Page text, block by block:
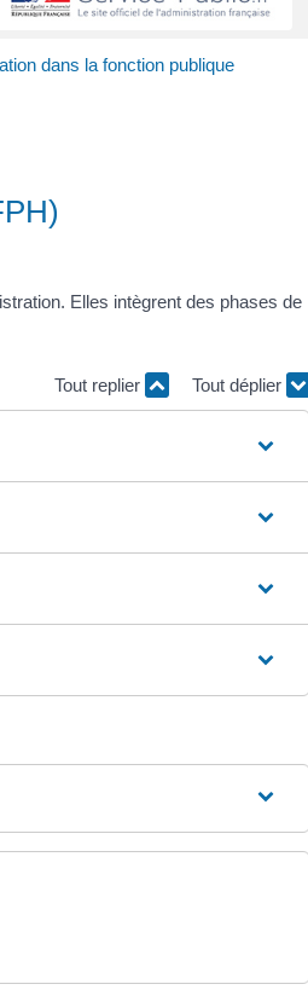
dans la fonction publique
Elles intègrent des phases de
Tout replier Tout déplier